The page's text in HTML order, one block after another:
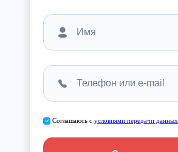
Соглашаюсь с условиями передачи данных